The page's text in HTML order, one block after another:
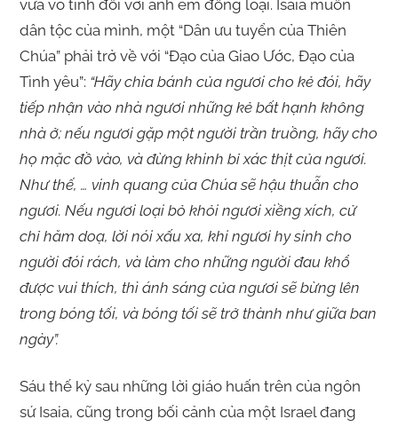
vừa vô tình đối với anh em đồng loại. Isaia muốn
dân tộc của mình, một “Dân ưu tuyển của Thiên
Chúa” phải trở về với “Đạo của Giao Ước, Đạo của
Tình yêu”: “Hãy chia bánh của ngươi cho kẻ đói, hãy
tiếp nhận vào nhà ngươi những kẻ bất hạnh không
nhà ở; nếu ngươi gặp một người trần truồng, hãy cho
họ mặc đồ vào, và đừng khinh bỉ xác thịt của ngươi.
Như thế, … vinh quang của Chúa sẽ hậu thuẫn cho
ngươi. Nếu ngươi loại bỏ khỏi ngươi xiềng xích, cử
chỉ hăm doạ, lời nói xấu xa, khi ngươi hy sinh cho
người đói rách, và làm cho những người đau khổ
được vui thích, thì ánh sáng của ngươi sẽ bừng lên
trong bóng tối, và bóng tối sẽ trở thành như giữa ban
ngày”.
Sáu thế kỷ sau những lời giáo huấn trên của ngôn
sứ Isaia, cũng trong bối cảnh của một Israel đang